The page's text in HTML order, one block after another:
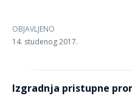
OBJAVLJENO
14. studenog 2017.
Izgradnja pristupne